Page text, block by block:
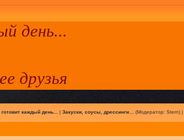
день...
друзья
каждый день... | Закуски, соусы, дрессинги… (Модератор: Stern) |